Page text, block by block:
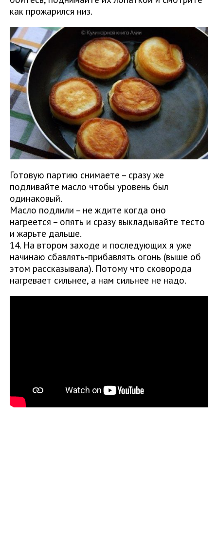
как прожарился низ.
Готовую партию снимаете – сразу же
подливайте масло чтобы уровень был
одинаковый.
Масло подлили – не ждите когда оно
нагреется – опять и сразу выкладывайте тесто
и жарьте дальше.
14. На втором заходе и последующих я уже
начинаю сбавлять-прибавлять огонь (выше об
этом рассказывала). Потому что сковорода
нагревает сильнее, а нам сильнее не надо.